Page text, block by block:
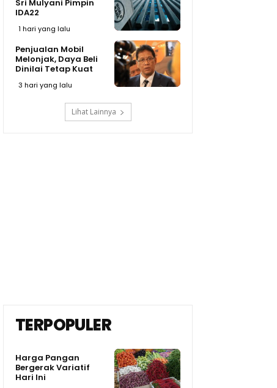
Sri Mulyani Pimpin
IDA22
1 hari yang lalu
Penjualan Mobil
Melonjak, Daya Beli
Dinilai Tetap Kuat
3 hari yang lalu
Lihat Lainnya
TERPOPULER
Harga Pangan
Bergerak Variatif
Hari Ini